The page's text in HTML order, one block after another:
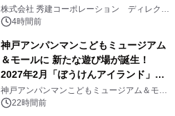
大興奮が今甦る
株式会社 秀建コーポレーション ディレクト
アートギャラリー
4時間前
神戸アンパンマンこどもミュージアム
＆モールに 新たな遊び場が誕生！
2027年2月「ぼうけんアイランド」が
オープン
神戸アンパンマンこどもミュージアム＆モー
ル 22時間前